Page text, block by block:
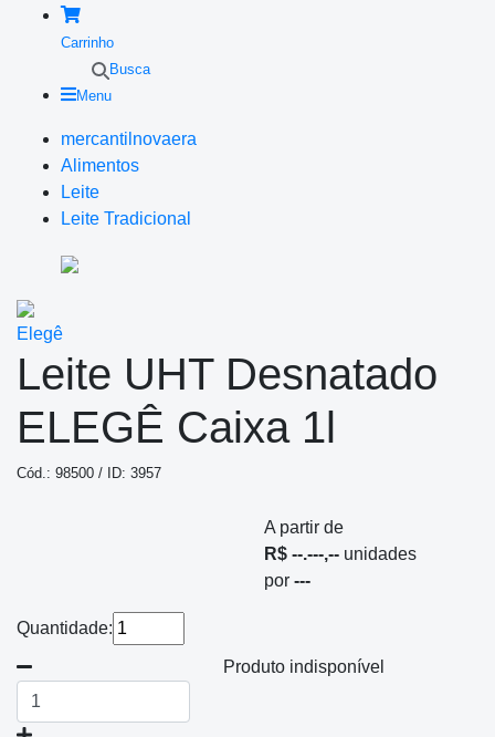
Carrinho
Busca
Menu
mercantilnovaera
Alimentos
Leite
Leite Tradicional
Elegê
Leite UHT Desnatado
ELEGÊ Caixa 1l
Cód.: 98500 / ID: 3957
A partir de
R$ --.---,-- unidades
por ---
Quantidade:
Produto indisponível